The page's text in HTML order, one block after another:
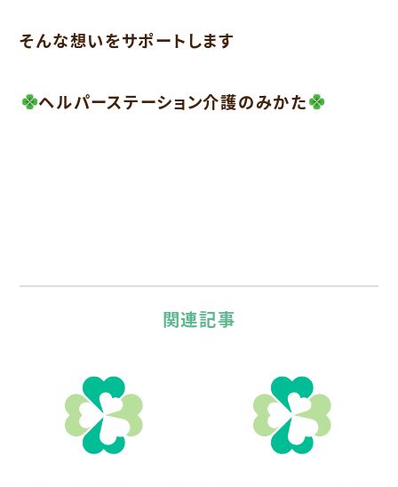
そんな想いをサポートします
ヘルパーステーション介護のみかた
関連記事